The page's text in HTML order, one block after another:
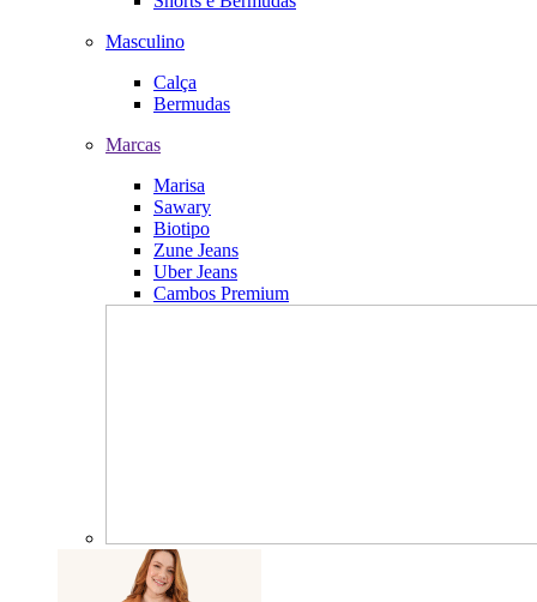
Masculino
Calça
Bermudas
Marcas
Marisa
Sawary
Biotipo
Zune Jeans
Uber Jeans
Cambos Premium